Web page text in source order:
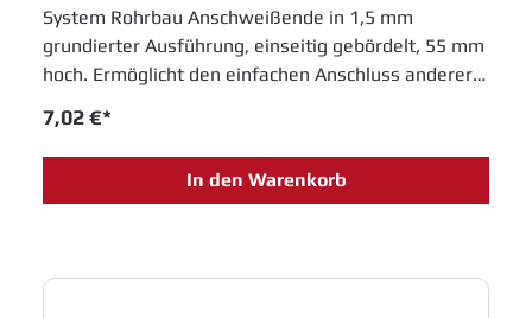
System Rohrbau Anschweißende in 1,5 mm
grundierter Ausführung, einseitig gebördelt, 55 mm
hoch. Ermöglicht den einfachen Anschluss anderer
80 mm. JACOB Rohrsysteme sind im
Baukastenprinzip entwickelt und bieten moderne
Lösungen für das Schüttguthandling sowie
Jacob Rohrbau eine feste Position in allen
7,02 €*
In den Warenkorb